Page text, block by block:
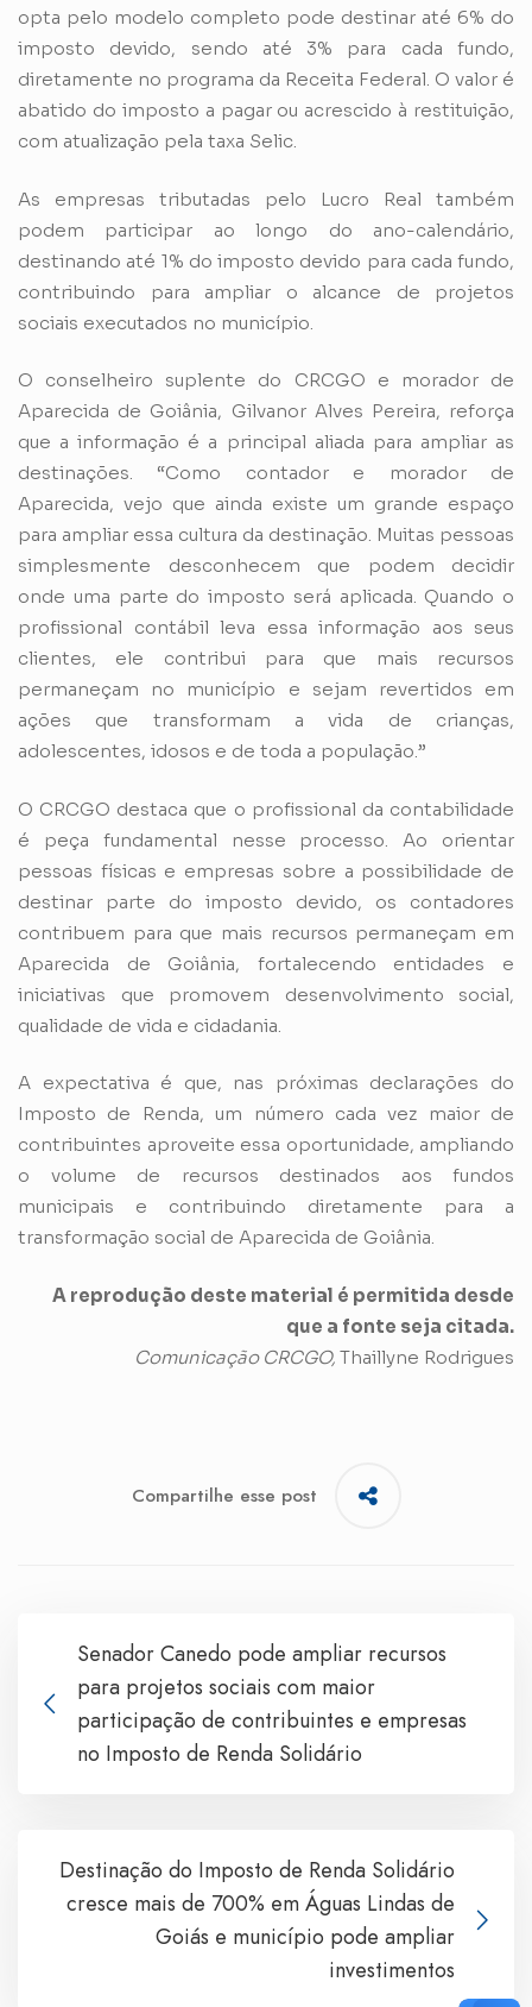
opta pelo modelo completo pode destinar até 6% do
imposto devido, sendo até 3% para cada fundo,
diretamente no programa da Receita Federal. O valor é
abatido do imposto a pagar ou acrescido à restituição,
com atualização pela taxa Selic.
As empresas tributadas pelo Lucro Real também
podem participar ao longo do ano-calendário,
destinando até 1% do imposto devido para cada fundo,
contribuindo para ampliar o alcance de projetos
sociais executados no município.
O conselheiro suplente do CRCGO e morador de
Aparecida de Goiânia, Gilvanor Alves Pereira, reforça
que a informação é a principal aliada para ampliar as
destinações. “Como contador e morador de
Aparecida, vejo que ainda existe um grande espaço
para ampliar essa cultura da destinação. Muitas pessoas
simplesmente desconhecem que podem decidir
onde uma parte do imposto será aplicada. Quando o
profissional contábil leva essa informação aos seus
clientes, ele contribui para que mais recursos
permaneçam no município e sejam revertidos em
ações que transformam a vida de crianças,
adolescentes, idosos e de toda a população.”
O CRCGO destaca que o profissional da contabilidade
é peça fundamental nesse processo. Ao orientar
pessoas físicas e empresas sobre a possibilidade de
destinar parte do imposto devido, os contadores
contribuem para que mais recursos permaneçam em
Aparecida de Goiânia, fortalecendo entidades e
iniciativas que promovem desenvolvimento social,
qualidade de vida e cidadania.
A expectativa é que, nas próximas declarações do
Imposto de Renda, um número cada vez maior de
contribuintes aproveite essa oportunidade, ampliando
o volume de recursos destinados aos fundos
municipais e contribuindo diretamente para a
transformação social de Aparecida de Goiânia.
A reprodução deste material é permitida desde
que a fonte seja citada.
Comunicação CRCGO, Thaillyne Rodrigues
Compartilhe esse post
Senador Canedo pode ampliar recursos
para projetos sociais com maior
participação de contribuintes e empresas
no Imposto de Renda Solidário
Destinação do Imposto de Renda Solidário
cresce mais de 700% em Águas Lindas de
Goiás e município pode ampliar
investimentos